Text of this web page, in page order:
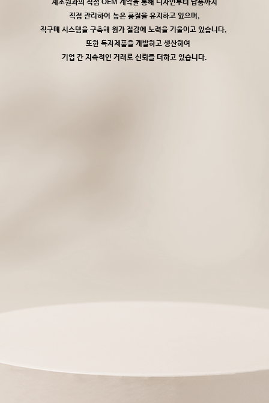
제조원과의 직접 OEM 계약을 통해 디자인부터 납품까지
직접 관리하여 높은 품질을 유지하고 있으며,
직구매 시스템을 구축해 원가 절감에 노력을 기울이고 있습니다.
또한 독자제품을 개발하고 생산하여
기업 간 지속적인 거래로 신뢰를 더하고 있습니다.